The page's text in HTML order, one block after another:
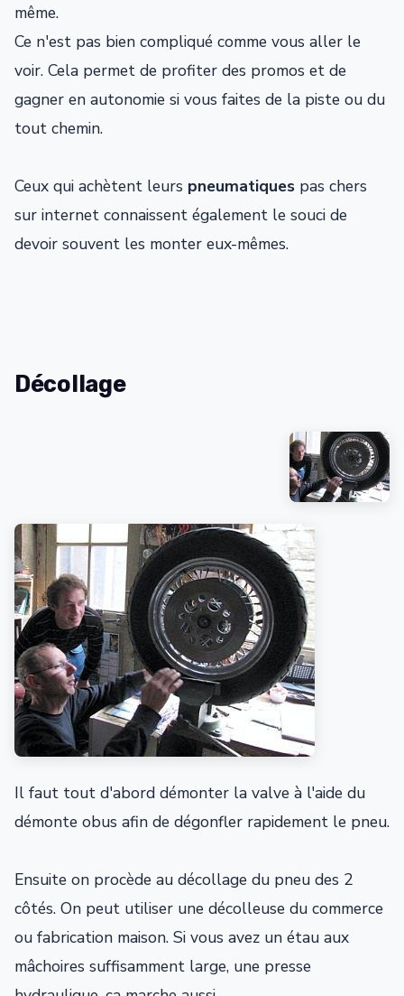
même.
Ce n'est pas bien compliqué comme vous aller le
voir. Cela permet de profiter des promos et de
gagner en autonomie si vous faites de la piste ou du
tout chemin.
Ceux qui achètent leurs pneumatiques pas chers
sur internet connaissent également le souci de
devoir souvent les monter eux-mêmes.
Décollage
Il faut tout d'abord démonter la valve à l'aide du
démonte obus afin de dégonfler rapidement le pneu.
Ensuite on procède au décollage du pneu des 2
côtés. On peut utiliser une décolleuse du commerce
ou fabrication maison. Si vous avez un étau aux
mâchoires suffisamment large, une presse